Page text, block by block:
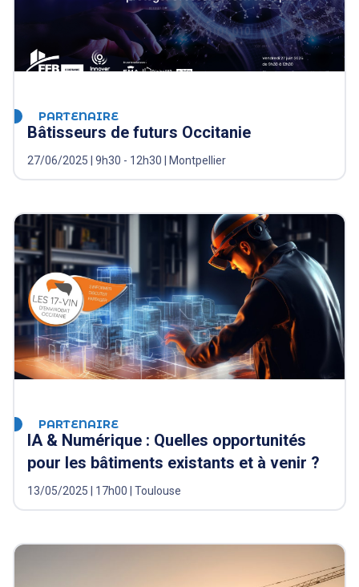
PARTENAIRE
Bâtisseurs de futurs Occitanie
27/06/2025 | 9h30 - 12h30 | Montpellier
PARTENAIRE
IA & Numérique : Quelles opportunités
pour les bâtiments existants et à venir ?
13/05/2025 | 17h00 | Toulouse